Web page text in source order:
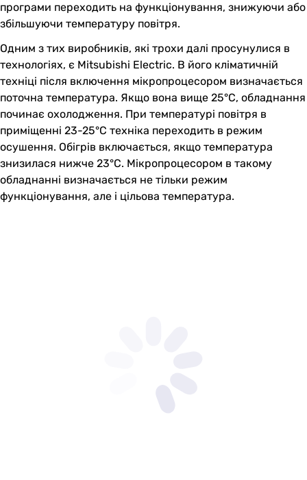
програми переходить на функціонування, знижуючи або
збільшуючи температуру повітря.
Одним з тих виробників, які трохи далі просунулися в
технологіях, є Mitsubishi Electric. В його кліматичній
техніці після включення мікропроцесором визначається
поточна температура. Якщо вона вище 25°C, обладнання
починає охолодження. При температурі повітря в
приміщенні 23-25°C техніка переходить в режим
осушення. Обігрів включається, якщо температура
знизилася нижче 23°C. Мікропроцесором в такому
обладнанні визначається не тільки режим
функціонування, але і цільова температура.